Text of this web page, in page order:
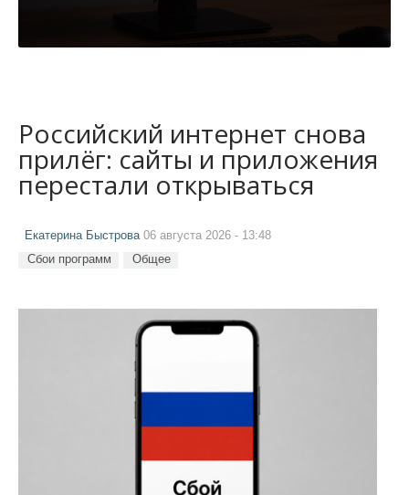
Российский интернет снова
прилёг: сайты и приложения
перестали открываться
Екатерина Быстрова06 августа 2026 - 13:48
Сбои программ Общее